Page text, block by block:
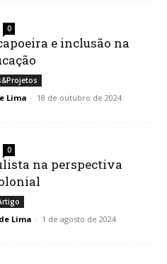
0
e inclusão na
Lima - 18 de outubro de 2024
0
na perspectiva
Lima - 1 de agosto de 2024